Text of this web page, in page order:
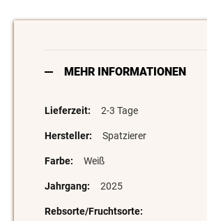
MEHR INFORMATIONEN
2-3 Tage
Spatzierer
Weiß
2025